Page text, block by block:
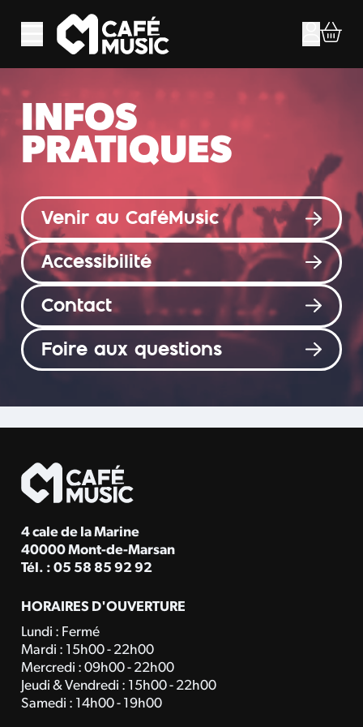
INFOS
PRATIQUES
Venir au CaféMusic
Accessibilité
Contact
Foire aux questions
4 cale de la Marine
40000 Mont-de-Marsan
Tél. : 05 58 85 92 92
HORAIRES D'OUVERTURE
Lundi : Fermé
Mardi : 15h00 - 22h00
Mercredi : 09h00 - 22h00
Jeudi & Vendredi : 15h00 - 22h00
Samedi : 14h00 - 19h00